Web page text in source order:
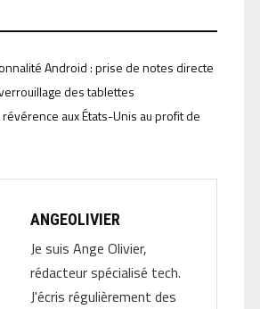
Android : prise de notes directe
des tablettes
aux États-Unis au profit de
ANGEOLIVIER
Je suis Ange Olivier,
rédacteur spécialisé tech.
J'écris régulièrement des